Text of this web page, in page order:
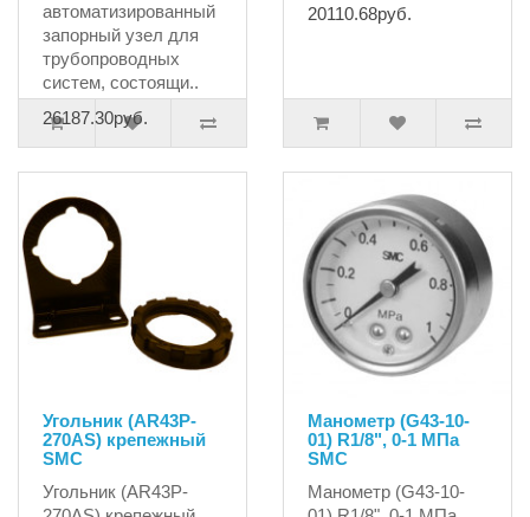
автоматизированный
запорный узел для
трубопроводных
систем, состоящи..
26187.30руб.
20110.68руб.
Угольник (AR43P-
270AS) крепежный
SMC
Угольник (AR43P-
Манометр (G43-10-
01) R1/8", 0-1 MПа
SMC
Манометр (G43-10-